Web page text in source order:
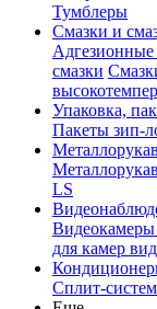
Тумблеры
Смазки и
Адгезионные
смазки
Упаковка,
Пакеты зип-
LS
Видеокамеры
для камер
Сплит-